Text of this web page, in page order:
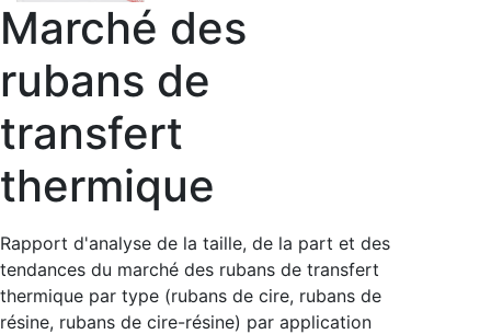
Marché des
rubans de
transfert
thermique
Rapport d'analyse de la taille, de la part et des
tendances du marché des rubans de transfert
thermique par type (rubans de cire, rubans de
résine, rubans de cire-résine) par application